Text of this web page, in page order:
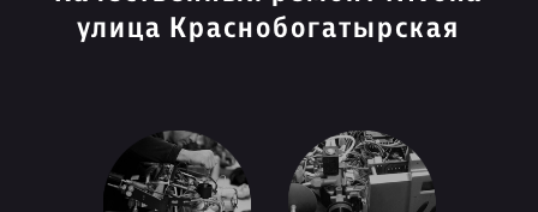
улица Краснобогатырская